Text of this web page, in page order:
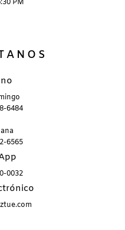
PM
6484
6565
0032